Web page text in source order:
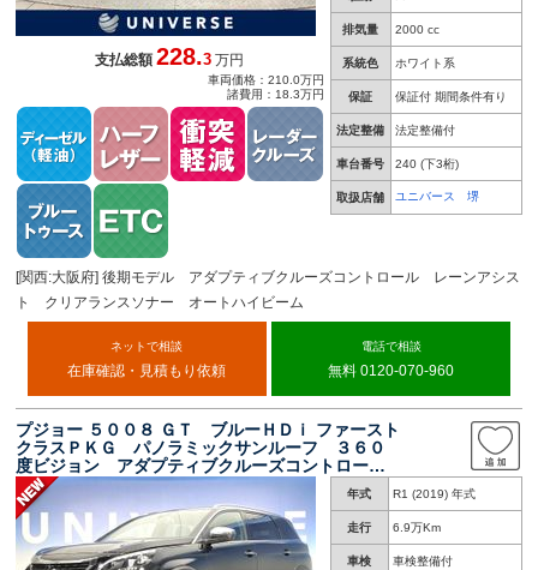
排気量 2000 cc
系統色 ホワイト系
保証 保証付 期間条件有り
法定整備 法定整備付
車台番号 240 (下3桁)
取扱店舗 ユニバース 堺
支払総額228.3 万円
車両価格：210.0万円
諸費用：18.3万円
[関西:大阪府] 後期モデル アダプティブクルーズコントロール レーンアシス
ト クリアランスソナー オートハイビーム
ネットで相談
在庫確認・見積もり依頼
電話で相談
無料 0120-070-960
プジョー ５００８ ＧＴ ブルーＨＤｉ ファースト
クラスＰＫＧ パノラミックサンルーフ ３６０
度ビジョン アダプティブクルーズコントロー
ル ＡｐｐｌｅＣａｒＰｌａｙ ３列シート 電
動リアゲート シートヒーター パワーシート
レーンアシスト
年式 R1 (2019) 年式
走行 6.9万Km
車検 車検整備付